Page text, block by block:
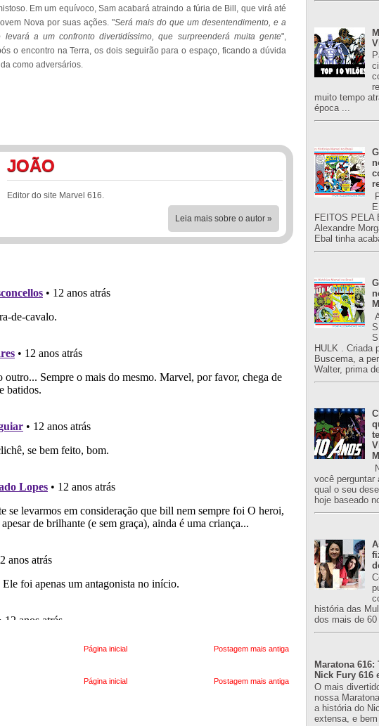
Em um equívoco, Sam acabará atraindo a fúria de Bill, que virá até
Nova por suas ações. "Será mais do que um desentendimento, e a
levará a um confronto divertidíssimo, que surpreenderá muita gente",
o encontro na Terra, os dois seguirão para o espaço, ficando a dúvida
como adversários.
JOÃO
Editor do site Marvel 616.
Leia mais sobre o autor »
Postagem mais antiga
Página inicial
Postagem mais antiga
Página inicial
muito tempo
época ...
FEITOS PELA
Alexandre
Ebal tinha
HULK . Criada
Buscema, a
Walter, prima
você perguntar
qual o seu
hoje baseado
história das
dos mais de
Maratona
Nick Fury 616
O mais
nossa
a história do
extensa, e